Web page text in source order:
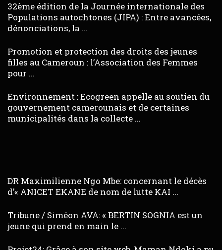
32ème édition de la Journée internationale des
Populations autochtones (JIPA) : Entre avancées,
dénonciations, la ...
Promotion et protection des droits des jeunes
filles au Cameroun : l’Association des Femmes
pour ...
Environnement : Ecogreen appelle au soutien du
gouvernement camerounais et de certaines
municipalités dans la collecte ...
DR Maximilienne Ngo Mbe: concernant le décès
d’« ANICET EKANE de nom de lutte KAI ...
Tribune / Siméon AVA: « BERTIN SOGNIA est un
jeune qui prend en main le ...